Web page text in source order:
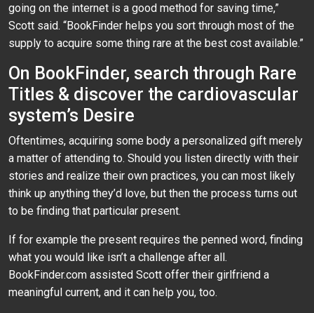
going on the internet is a good method for saving time,”
Scott said. “BookFinder helps you sort through most of the
supply to acquire some thing rare at the best cost available.”
On BookFinder, search through Rare
Titles & discover the cardiovascular
system’s Desire
Oftentimes, acquiring some body a personalized gift merely
a matter of attending to. Should you listen directly with their
stories and realize their own practices, you can most likely
think up anything they’d love, but then the process turns out
to be finding that particular present.
If for example the present requires the penned word, finding
what you would like isn’t a challenge after all.
BookFinder.com assisted Scott offer their girlfriend a
meaningful current, and it can help you, too.